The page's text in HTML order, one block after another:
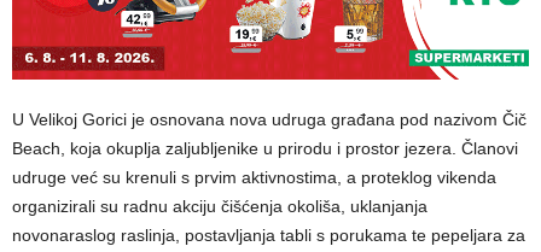
U Velikoj Gorici je osnovana nova udruga građana pod nazivom Čič
Beach, koja okuplja zaljubljenike u prirodu i prostor jezera. Članovi
udruge već su krenuli s prvim aktivnostima, a proteklog vikenda
organizirali su radnu akciju čišćenja okoliša, uklanjanja
novonaraslog raslinja, postavljanja tabli s porukama te pepeljara za